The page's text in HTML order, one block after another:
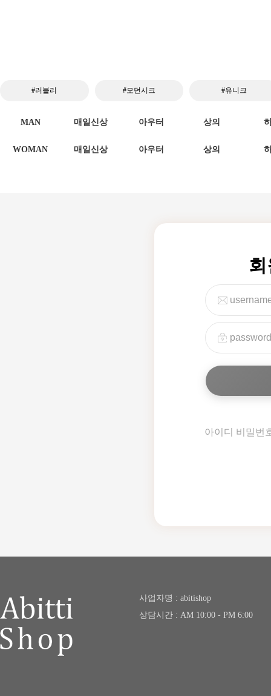
#러블리 #모던시크 #유니크
MAN 매일신상 아우터 상의
WOMAN 매일신상 아우터 상의
아이디 비밀번
사업자명 : abitishop
상담시간 : AM 10:00 - PM 6:00